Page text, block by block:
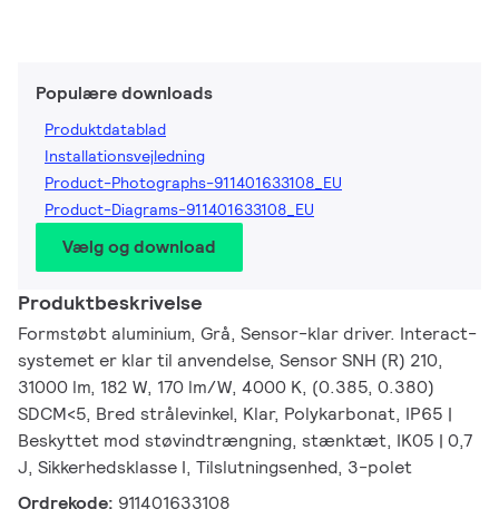
Populære downloads
Produktdatablad
Installationsvejledning
Product-Photographs-911401633108_EU
Product-Diagrams-911401633108_EU
Vælg og download
Produktbeskrivelse
Formstøbt aluminium, Grå, Sensor-klar driver. Interact-
systemet er klar til anvendelse, Sensor SNH (R) 210,
31000 lm, 182 W, 170 lm/W, 4000 K, (0.385, 0.380)
SDCM<5, Bred strålevinkel, Klar, Polykarbonat, IP65 |
Beskyttet mod støvindtrængning, stænktæt, IK05 | 0,7
J, Sikkerhedsklasse I, Tilslutningsenhed, 3-polet
Ordrekode: 911401633108